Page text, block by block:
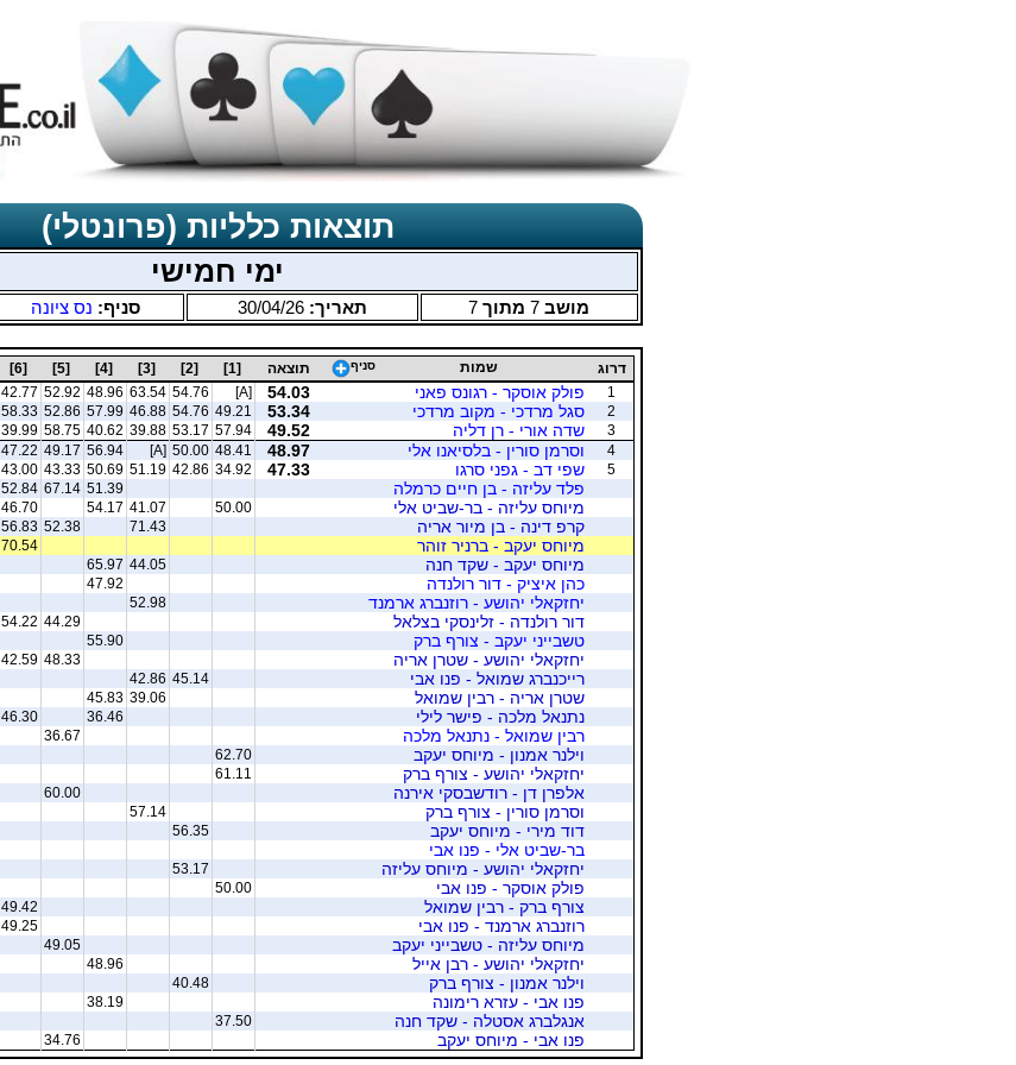
תוצאות כלליות (פרונטלי)
ימי חמישי
מושב 7 מתוך 7 תאריך:30/04/26 סניף: נס ציונה
דרוג שמות סניף תוצאה [1]
[2]
[3]
[4]
[5]
[6]
1
פולק אוסקר - רגונס פאני 54.03
[A]
54.76
63.54
48.96
52.92
42.77
2
סגל מרדכי - מקוב מרדכי 53.34
49.21
54.76
46.88
57.99
52.86
58.33
3
שדה אורי - רן דליה 49.52
57.94
53.17
39.88
40.62
58.75
39.99
4
וסרמן סורין - בלסיאנו אלי 48.97
48.41
50.00
[A]
56.94
49.17
47.22
5
שפי דב - גפני סרגו 47.33
34.92
42.86
51.19
50.69
43.33
43.00
פלד עליזה - בן חיים כרמלה 51.39
67.14
52.84
מיוחס עליזה - בר-שביט אלי 50.00
41.07
54.17
46.70
קרפ דינה - בן מיור אריה 71.43
52.38
56.83
מיוחס יעקב - ברניר זוהר 70.54
מיוחס יעקב - שקד חנה 44.05
65.97
כהן איציק - דור רולנדה 47.92
יחזקאלי יהושע - רוזנברג ארמנד 52.98
דור רולנדה - זלינסקי בצלאל 44.29
54.22
טשבייני יעקב - צורף ברק 55.90
יחזקאלי יהושע - שטרן אריה 48.33
42.59
רייכנברג שמואל - פנו אבי 45.14
42.86
שטרן אריה - רבין שמואל 39.06
45.83
נתנאל מלכה - פישר לילי 36.46
46.30
רבין שמואל - נתנאל מלכה 36.67
וילנר אמנון - מיוחס יעקב 62.70
יחזקאלי יהושע - צורף ברק 61.11
אלפרן דן - רודשבסקי אירנה 60.00
וסרמן סורין - צורף ברק 57.14
דוד מירי - מיוחס יעקב 56.35
בר-שביט אלי - פנו אבי
יחזקאלי יהושע - מיוחס עליזה 53.17
פולק אוסקר - פנו אבי 50.00
צורף ברק - רבין שמואל 49.42
רוזנברג ארמנד - פנו אבי 49.25
מיוחס עליזה - טשבייני יעקב 49.05
יחזקאלי יהושע - רבן אייל 48.96
וילנר אמנון - צורף ברק 40.48
פנו אבי - עזרא רימונה 38.19
אנגלברג אסטלה - שקד חנה 37.50
פנו אבי - מיוחס יעקב 34.76